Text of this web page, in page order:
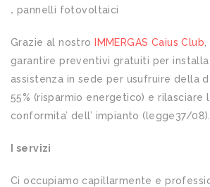
. pannelli fotovoltaici
Grazie al nostro IMMERGAS Caius Club
garantire preventivi gratuiti per
assistenza in sede per usufruire della
55% (risparmio energetico) e rilasciare
conformita’ dell’ impianto (legge37/08).
I servizi
Ci occupiamo capillarmente e